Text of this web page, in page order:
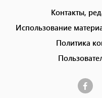
menu
Контакты,
Использование
Политика